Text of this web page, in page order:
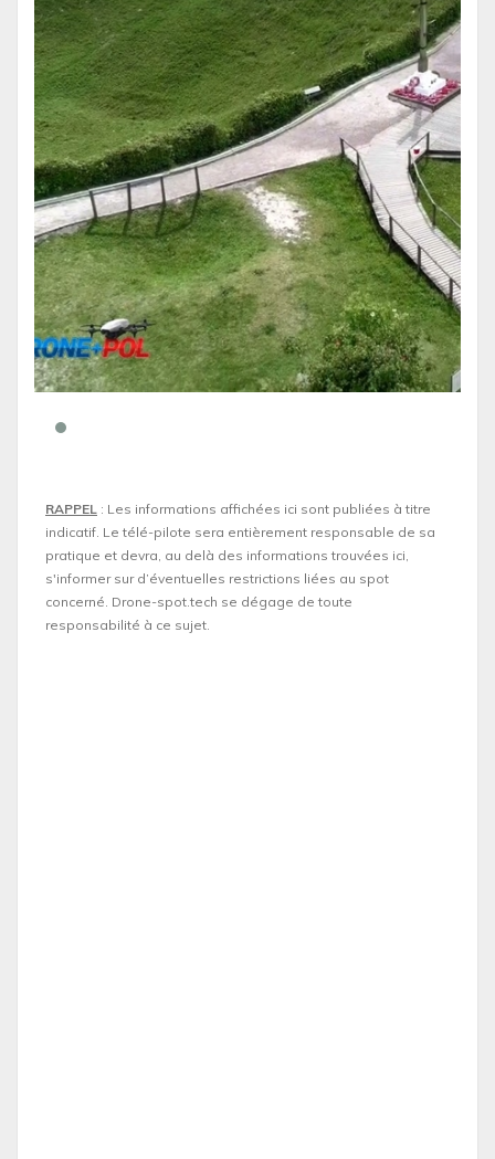
RAPPEL : Les informations affichées ici sont publiées à titre
indicatif. Le télé-pilote sera entièrement responsable de sa
pratique et devra, au delà des informations trouvées ici,
s'informer sur d’éventuelles restrictions liées au spot
concerné. Drone-spot.tech se dégage de toute
responsabilité à ce sujet.